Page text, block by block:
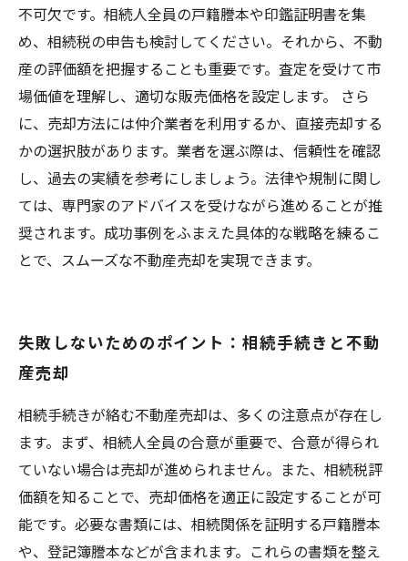
不可欠です。相続人全員の戸籍謄本や印鑑証明書を集
め、相続税の申告も検討してください。それから、不動
産の評価額を把握することも重要です。査定を受けて市
場価値を理解し、適切な販売価格を設定します。 さら
に、売却方法には仲介業者を利用するか、直接売却する
かの選択肢があります。業者を選ぶ際は、信頼性を確認
し、過去の実績を参考にしましょう。法律や規制に関し
ては、専門家のアドバイスを受けながら進めることが推
奨されます。成功事例をふまえた具体的な戦略を練るこ
とで、スムーズな不動産売却を実現できます。
失敗しないためのポイント：相続手続きと不動
産売却
相続手続きが絡む不動産売却は、多くの注意点が存在し
ます。まず、相続人全員の合意が重要で、合意が得られ
ていない場合は売却が進められません。また、相続税評
価額を知ることで、売却価格を適正に設定することが可
能です。必要な書類には、相続関係を証明する戸籍謄本
や、登記簿謄本などが含まれます。これらの書類を整え